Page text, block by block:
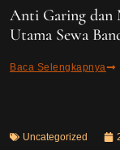
Anti Garing dan
Utama Sewa
Baca Selengkapnya
Uncategorized